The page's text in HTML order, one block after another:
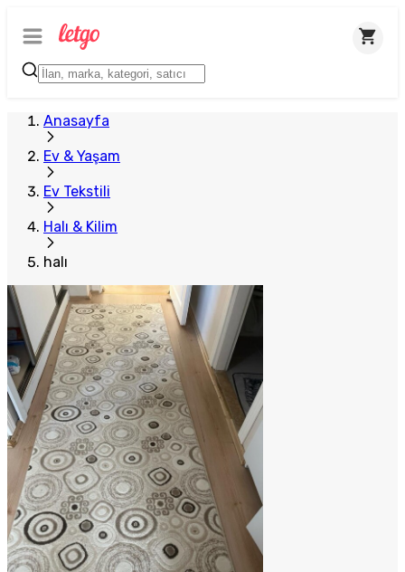
Anasayfa
Ev & Yaşam
Ev Tekstili
Halı & Kilim
halı